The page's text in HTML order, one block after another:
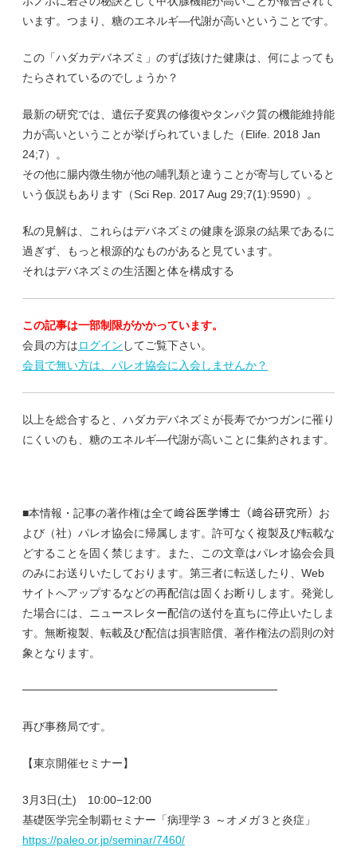
います。つまり、糖のエネルギ―代謝が高いということです。
この「ハダカデバネズミ」のずば抜けた健康は、何によっても
たらされているのでしょうか？
最新の研究では、遺伝子変異の修復やタンパク質の機能維持能
力が高いということが挙げられていました（Elife. 2018 Jan
24;7）。
その他に腸内微生物が他の哺乳類と違うことが寄与していると
いう仮説もあります（Sci Rep. 2017 Aug 29;7(1):9590）。
私の見解は、これらはデバネズミの健康を源泉の結果であるに
過ぎず、もっと根源的なものがあると見ています。
それはデバネズミの生活圏と体を構成する
この記事は一部制限がかかっています。
会員の方はログイン してご覧下さい。
会員で無い方は、パレオ協会に入会しませんか？
以上を総合すると、ハダカデバネズミが長寿でかつガンに罹り
にくいのも、糖のエネルギ―代謝が高いことに集約されます。
■本情報・記事の著作権は全て﨑谷医学博士（﨑谷研究所）お
よび（社）パレオ協会に帰属します。許可なく複製及び転載な
どすることを固く禁じます。また、この文章はパレオ協会会員
のみにお送りいたしております。第三者に転送したり、Web
サイトへアップするなどの再配信は固くお断りします。発覚し
た場合には、ニュースレター配信の送付を直ちに停止いたしま
す。無断複製、転載及び配信は損害賠償、著作権法の罰則の対
象となります。
────────────────────────────────
再び事務局です。
【東京開催セミナー】
3月3日(土) 10:00−12:00
基礎医学完全制覇セミナー「病理学３ ～オメガ３と炎症」
https://paleo.or.jp/seminar/7460/